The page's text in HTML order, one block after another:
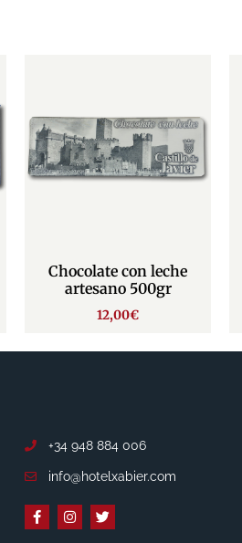
Chocolate con leche
artesano 500gr
12,00€
+34 948 884 006
info@hotelxabier.com